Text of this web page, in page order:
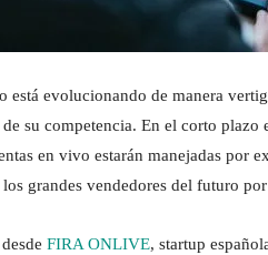
está evolucionando de manera
de su competencia. En el corto
en vivo estarán manejadas por
grandes vendedores del futuro
FIRA ONLIVE, startup